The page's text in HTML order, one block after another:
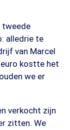
tweede
alledrie te
van Marcel
kostte het
we er
verkocht zijn
zitten. We